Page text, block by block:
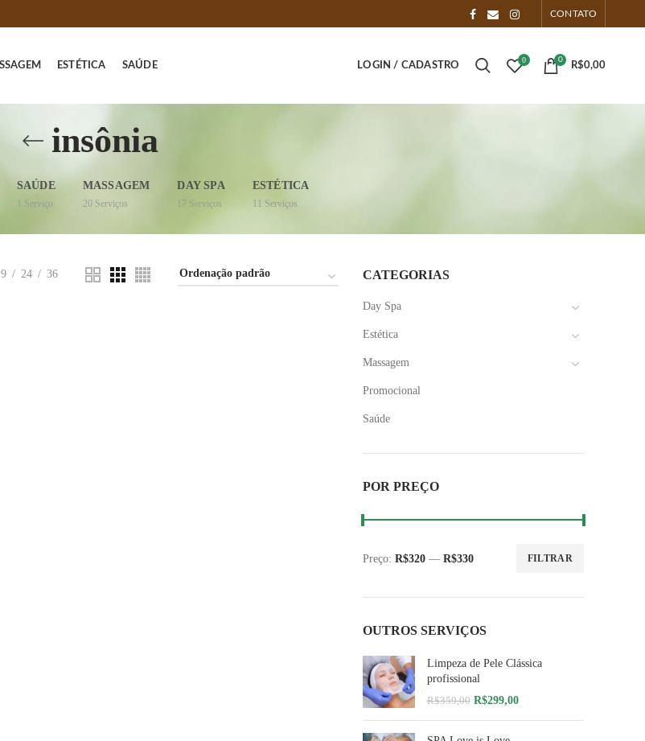
CONTATO
ESTÉTICA SAÚDE LOGIN / CADASTRO
0 0
R$0,00
insônia
SAÚDE
Serviço
MASSAGEM
20 Serviços
DAY SPA
17 Serviços
ESTÉTICA
11 Serviços
9 24 36 CATEGORIAS
Day Spa
Estética
Massagem
Promocional
Saúde
POR PREÇO
Preço
Preço
FILTRAR
Preço: R$320— R$330
OUTROS SERVIÇOS
Limpeza de Pele Clássica
profissional
R$359,00 O
R$299,00O